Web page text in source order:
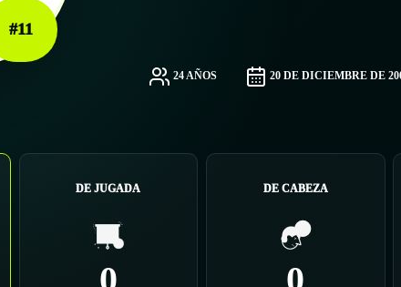
#11
24 AÑOS 20 DE DICIEMBRE DE
DE JUGADA DE CABEZA